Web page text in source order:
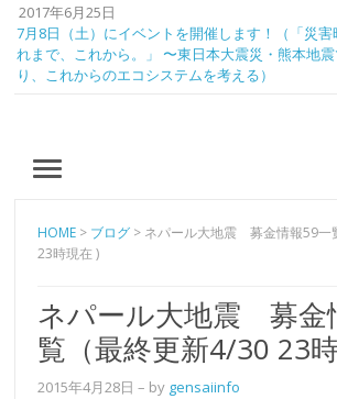
2017年6月25日
7月8日（土）にイベントを開催します！（「災害
れまで、これから。」 〜東日本大震災・熊本地
り、これからのエコシステムを考える）
MENU
HOME > ブログ > ネパール大地震 募金情報59一
23時現在 )
ネパール大地震 募金
覧（最終更新4/30 23
2015年4月28日 – by gensaiinfo